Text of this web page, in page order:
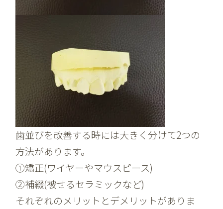
歯並びを改善する時には大きく分けて2つの
方法があります。
①矯正(ワイヤーやマウスピース)
②補綴(被せるセラミックなど)
それぞれのメリットとデメリットがありま